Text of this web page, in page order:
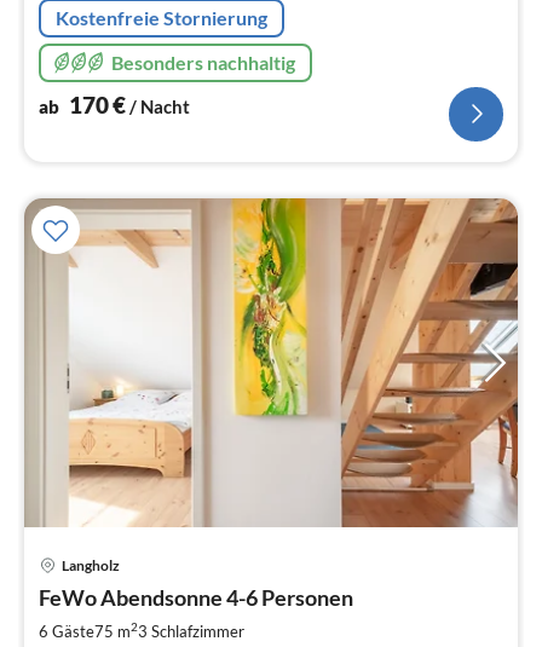
Kostenfreie Stornierung
Besonders nachhaltig
ab 170€/ Nacht
Langholz
FeWo Abendsonne 4-6 Personen
6 Gäste75 m23 Schlafzimmer